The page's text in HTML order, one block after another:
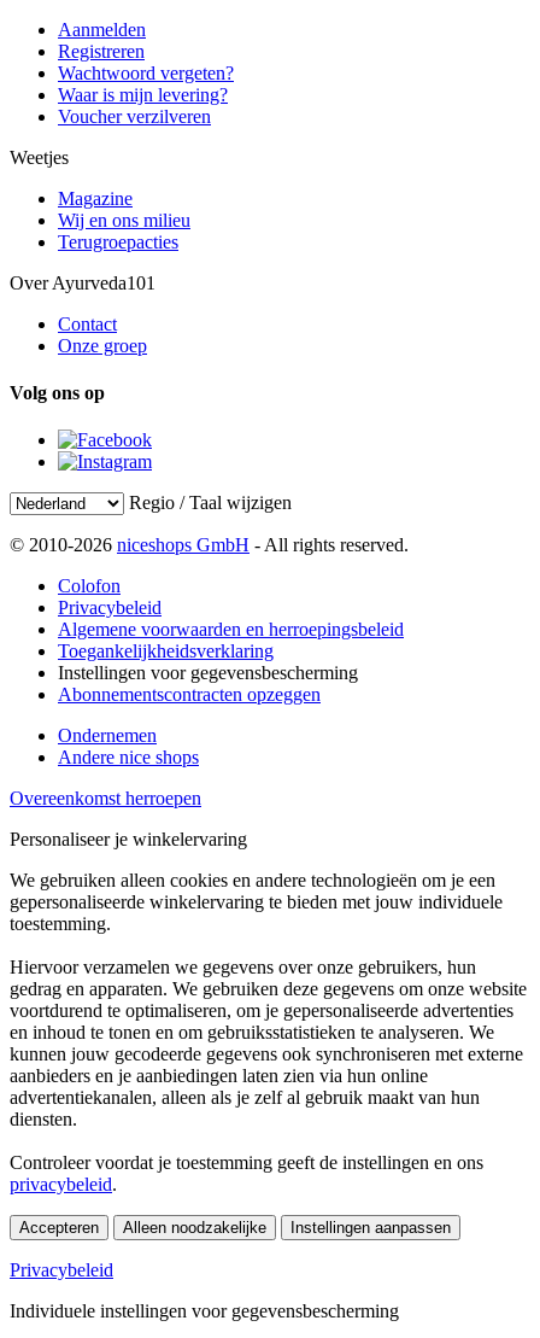
Aanmelden
Registreren
Wachtwoord vergeten?
Waar is mijn levering?
Voucher verzilveren
Weetjes
Magazine
Wij en ons milieu
Terugroepacties
Over Ayurveda101
Contact
Onze groep
Volg ons op
Regio / Taal wijzigen
© 2010-2026 niceshops GmbH - All rights reserved.
Colofon
Privacybeleid
Algemene voorwaarden en herroepingsbeleid
Toegankelijkheidsverklaring
Instellingen voor gegevensbescherming
Abonnementscontracten opzeggen
Ondernemen
Andere nice shops
Overeenkomst herroepen
Personaliseer je winkelervaring
We gebruiken alleen cookies en andere technologieën om je een
gepersonaliseerde winkelervaring te bieden met jouw individuele
toestemming.
Hiervoor verzamelen we gegevens over onze gebruikers, hun
gedrag en apparaten. We gebruiken deze gegevens om onze website
voortdurend te optimaliseren, om je gepersonaliseerde advertenties
en inhoud te tonen en om gebruiksstatistieken te analyseren. We
kunnen jouw gecodeerde gegevens ook synchroniseren met externe
aanbieders en je aanbiedingen laten zien via hun online
advertentiekanalen, alleen als je zelf al gebruik maakt van hun
diensten.
Controleer voordat je toestemming geeft de instellingen en ons
privacybeleid.
Accepteren Alleen noodzakelijke Instellingen aanpassen
Privacybeleid
Individuele instellingen voor gegevensbescherming